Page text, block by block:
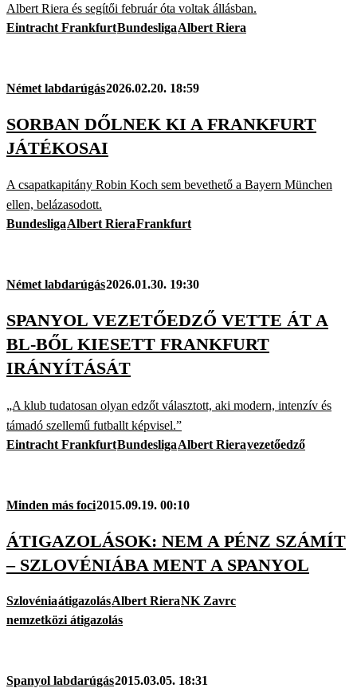
Albert Riera és segítői február óta voltak állásban.
Eintracht FrankfurtBundesligaAlbert Riera
Német labdarúgás2026.02.20. 18:59
SORBAN DŐLNEK KI A FRANKFURT
JÁTÉKOSAI
A csapatkapitány Robin Koch sem bevethető a Bayern München
ellen, belázasodott.
BundesligaAlbert RieraFrankfurt
Német labdarúgás2026.01.30. 19:30
SPANYOL VEZETŐEDZŐ VETTE ÁT A
BL-BŐL KIESETT FRANKFURT
IRÁNYÍTÁSÁT
„A klub tudatosan olyan edzőt választott, aki modern, intenzív és
támadó szellemű futballt képvisel.”
Eintracht FrankfurtBundesligaAlbert Rieravezetőedző
Minden más foci2015.09.19. 00:10
ÁTIGAZOLÁSOK: NEM A PÉNZ SZÁMÍT
– SZLOVÉNIÁBA MENT A SPANYOL
SzlovéniaátigazolásAlbert RieraNK Zavrc
nemzetközi átigazolás
Spanyol labdarúgás2015.03.05. 18:31